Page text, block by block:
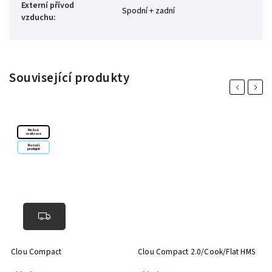
Externí přívod
vzduchu:
Spodní + zadní
Související produkty
Previous
Možná
realizace
Na naší
prodejně
Clou Compact Clou Compact 2.0/Cook/Flat HMS
Next